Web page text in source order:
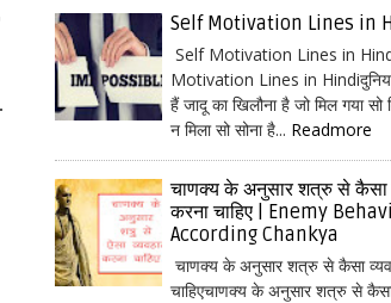
Self Motivation Lines in
Self Motivation Lines in
Motivation Lines in
हैं जादू का खिलौना है जो मिल गया सो
न मिला सो सोना है... Readmore
चाणक्य के अनुसार शत्रु से कैसा
करना चाहिए | Enemy
According Chankya
चाणक्य के अनुसार शत्रु से कैसा
चाहिएचाणक्य के अनुसार शत्रु से कैसा